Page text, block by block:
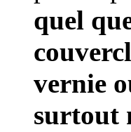
quel
vernie
surtout